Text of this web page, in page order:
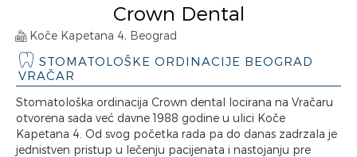
Crown Dental
Koče Kapetana 4, Beograd
STOMATOLOŠKE ORDINACIJE BEOGRAD
VRAČAR
Stomatološka ordinacija Crown dental locirana na Vračaru
otvorena sada već davne 1988 godine u ulici Koče
Kapetana 4. Od svog početka rada pa do danas zadrzala je
jednistven pristup u lečenju pacijenata i nastojanju pre